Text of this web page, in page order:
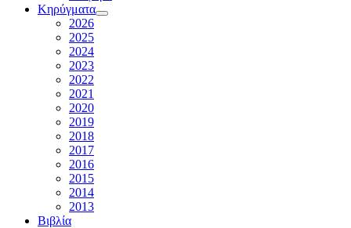
Κηρύγματα
2026
2025
2024
2023
2022
2021
2020
2019
2018
2017
2016
2015
2014
2013
Βιβλία